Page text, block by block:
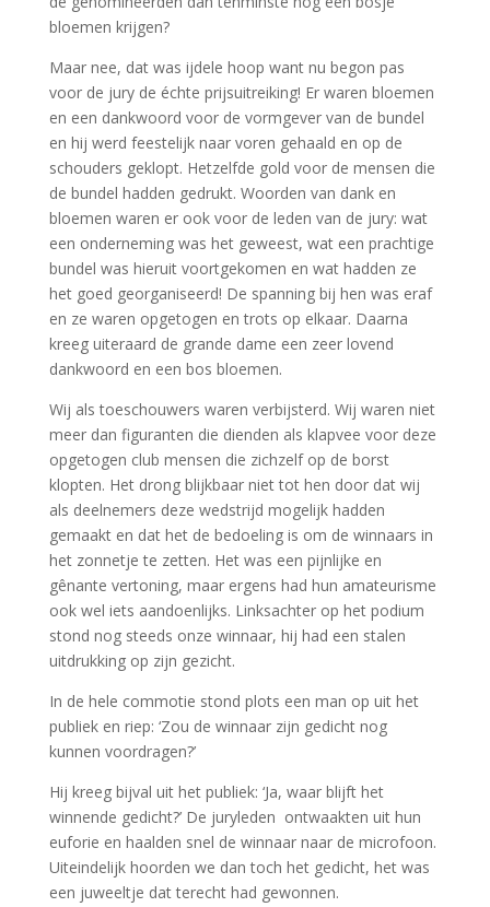
bloemen krijgen?
Maar nee, dat was ijdele hoop want nu begon pas
voor de jury de échte prijsuitreiking! Er waren bloemen
en een dankwoord voor de vormgever van de bundel
en hij werd feestelijk naar voren gehaald en op de
schouders geklopt. Hetzelfde gold voor de mensen die
de bundel hadden gedrukt. Woorden van dank en
bloemen waren er ook voor de leden van de jury: wat
een onderneming was het geweest, wat een prachtige
bundel was hieruit voortgekomen en wat hadden ze
het goed georganiseerd! De spanning bij hen was eraf
en ze waren opgetogen en trots op elkaar. Daarna
kreeg uiteraard de grande dame een zeer lovend
dankwoord en een bos bloemen.
Wij als toeschouwers waren verbijsterd. Wij waren niet
meer dan figuranten die dienden als klapvee voor deze
opgetogen club mensen die zichzelf op de borst
klopten. Het drong blijkbaar niet tot hen door dat wij
als deelnemers deze wedstrijd mogelijk hadden
gemaakt en dat het de bedoeling is om de winnaars in
het zonnetje te zetten. Het was een pijnlijke en
gênante vertoning, maar ergens had hun amateurisme
ook wel iets aandoenlijks. Linksachter op het podium
stond nog steeds onze winnaar, hij had een stalen
uitdrukking op zijn gezicht.
In de hele commotie stond plots een man op uit het
publiek en riep: ‘Zou de winnaar zijn gedicht nog
kunnen voordragen?’
Hij kreeg bijval uit het publiek: ‘Ja, waar blijft het
winnende gedicht?’ De juryleden ontwaakten uit hun
euforie en haalden snel de winnaar naar de microfoon.
Uiteindelijk hoorden we dan toch het gedicht, het was
een juweeltje dat terecht had gewonnen.